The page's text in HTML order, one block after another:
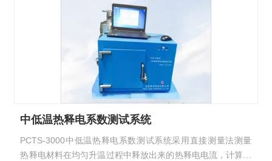
中低温热释电系数测试系统
PCTS-3000中低温热释电系数测试系统采用直接测量法测量
热释电材料在均匀升温过程中释放出来的热释电电流，计算得